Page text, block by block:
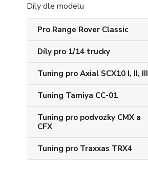
Díly dle modelu
Pro Range Rover Classic
Díly pro 1/14 trucky
Tuning pro Axial SCX10 I, II, III
Tuning Tamiya CC-01
Tuning pro podvozky CMX a
CFX
Tuning pro Traxxas TRX4